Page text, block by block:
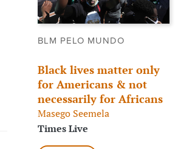
BLM PELO MUNDO
Black lives matter only
for Americans & not
necessarily for Africans
Masego Seemela
Times Live